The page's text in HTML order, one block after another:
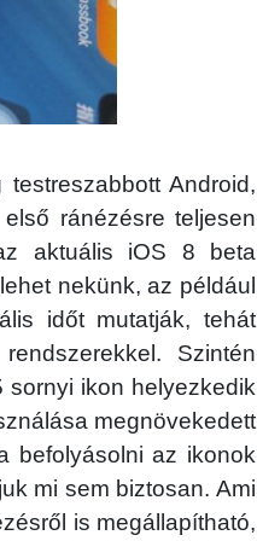
Android,
ránézésre teljesen
aktuális iOS 8 beta
nekünk, az például
időt mutatják, tehát
Szintén
ikon helyezkedik
megnövekedett
befolyásolni az ikonok
mi sem biztosan. Ami
is megállapítható,